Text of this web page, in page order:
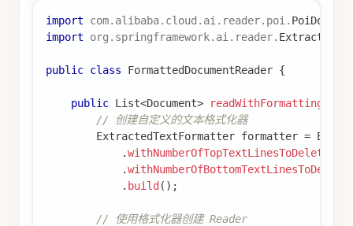
import com. alibaba. cloud . ai . reader. poi .
import
org . springframework. ai . reader.
public class FormattedDocumentReader {
public List<Document> readWithFormatting
// 创建自定义的文本格式化器
ExtractedTextFormatter formatter =
.withNumberOfTopTextLinesToDelete
.withNumberOfBottomTextLinesToDelete
. build( ) ;
// 使用格式化器创建 Reader